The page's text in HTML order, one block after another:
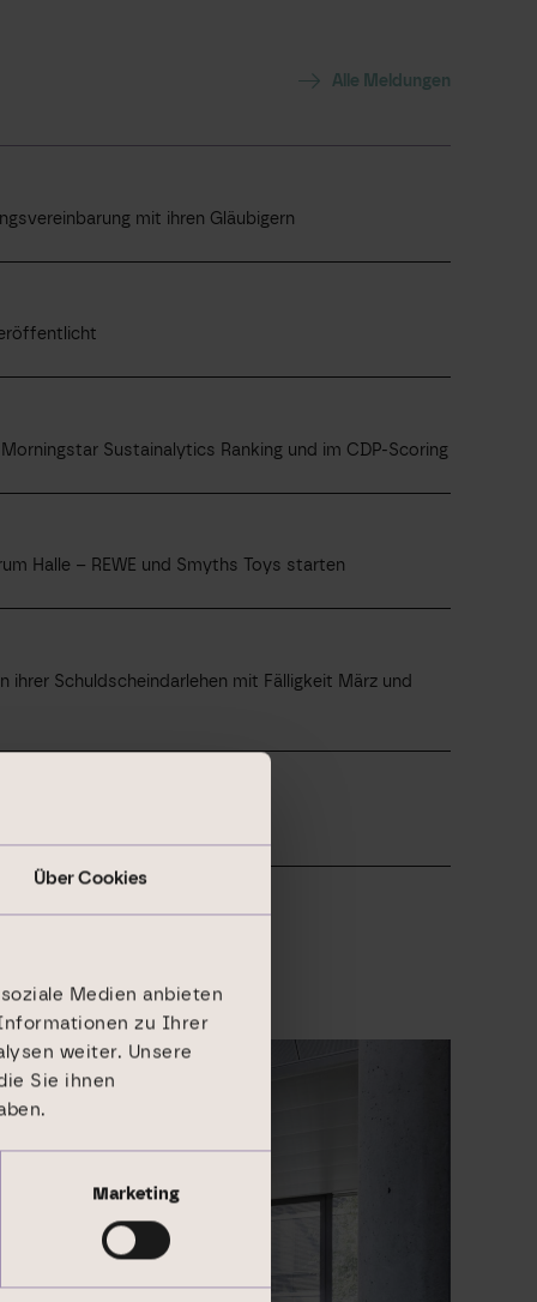
Über Cookies
Medien anbieten
zu Ihrer
weiter. Unsere
Sie ihnen
Marketing
Alle Meldungen
mit ihren Gläubigern
Sustainalytics Ranking und im CDP-Scoring
Halle – REWE und Smyths Toys starten
Schuldscheindarlehen mit Fälligkeit März und